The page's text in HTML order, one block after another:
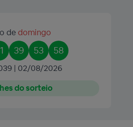
dedomingo
39 53 58
| 02/08/2026
do sorteio